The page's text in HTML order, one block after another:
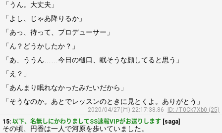
「うん。大丈夫」
「よし、じゃあ降りるか」
「あっ、待って、プロデューサー」
「ん？どうかしたか？」
「あ、ううん……今日の樋口、眠そうな顔してると思う」
「え？」
「あんまり眠れなかったみたいだから」
「そうなのか。あとでレッスンのときに見とくよ。ありがとう」
2020/04/27(月) 22:17:38.86
ID: /T0Ck7Xb0 (25)
15: 以下、名無しにかわりましてSS速報VIPがお送りします [saga]
その頃、円香は一人で河原を歩いていました。